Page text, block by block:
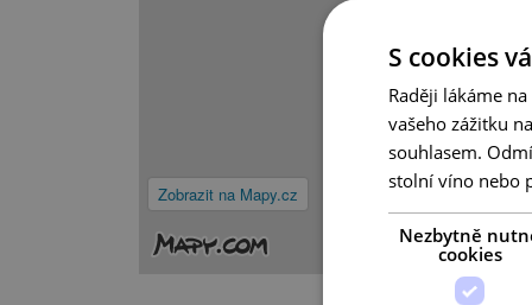
Zobrazit na Mapy.cz
S cookies
Raději lákáme
vašeho zážitku
souhlasem.
stolní víno nebo
Nezbytně
cookies